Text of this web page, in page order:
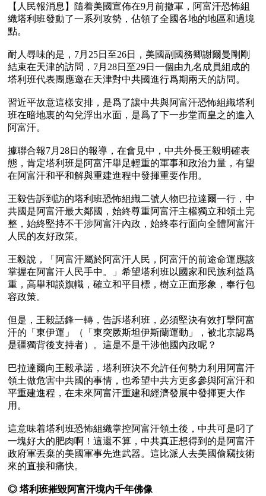
【人民報消息】隨着美國宣佈在9月前撤軍，阿富汗恐怖組
織塔利班發動了一系列攻勢，佔領了全國各地的地區和過境
點。
耐人尋味的是，7月25日至26日，美國副國務卿謝爾曼剛剛
結束在天津的訪問，7月28日至29日一個由九名成員組成的
塔利班代表團應邀在天津對中共國進行爲期兩天的訪問。
習近平故意這樣安排，是爲了讓中共與阿富汗恐怖組織塔利
班在暗地裏的勾兌浮出水面，是爲了下一步堂而皇之的進入
阿富汗。
據聯合報7月28日的報導，在會見中，中共外長王毅明確表
態，肯定塔利班是阿富汗舉足輕重的軍事和政治力量，有望
在阿富汗和平和解與重建進程中發揮重要作用。
王毅告訴到訪的塔利班恐怖組織二號人物巴拉達爾一行，中
共國是阿富汗最大鄰國，始終尊重阿富汗主權獨立和領土完
整，始終堅持不干涉阿富汗內政，始終奉行面向全體阿富汗
人民的友好政策。
王毅說，「阿富汗屬於阿富汗人民，阿富汗的前途命運應該
掌握在阿富汗人民手中。」希望塔利班以國家和民族利益爲
重，高舉和談旗幟，確立和平目標，樹立正面形象，奉行包
容政策。
但是，王毅話鋒一轉，告訴塔利班，必須堅決有效打擊阿富
汗的「東伊運」（「東突厥斯坦伊斯蘭運動」，被北京認爲
是疆獨背後支持者）。這是不是干涉他國內政呢？
巴拉達爾向王毅承諾，塔利班決不允許任何勢力利用阿富汗
領土做危害中共國的事情，也希望中共方更多參與阿富汗和
平重建進程，在未來阿富汗重建和經濟發展中發揮更大作
用。
這意味着塔利班恐怖組織掌控阿富汗領土後，中共可是叼了
一塊好大的肥肉啊！這還不算，中共真正想得到的是阿富汗
政府軍丟棄的美國軍事先進武器。這比派人去美國偷竊技術
來的直接和痛快。
◎ 塔利班摧毀阿富汗境內千年佛像